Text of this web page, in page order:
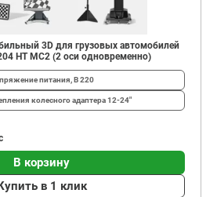
3D для грузовых автомобилей
HT MC2 (2 оси одновременно)
питания, В220
колесного адаптера12-24"
В корзину
в 1 клик